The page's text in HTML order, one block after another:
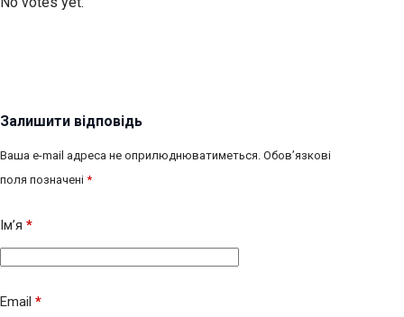
Залишити відповідь
Ваша e-mail адреса не оприлюднюватиметься. Обов’язкові
поля позначені *
Ім’я *
Email *